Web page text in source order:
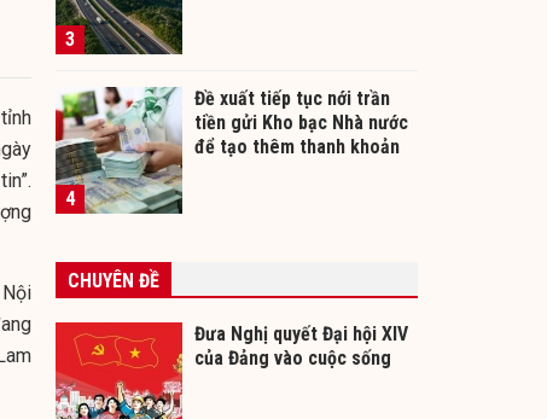
3
4
Đề xuất tiếp tục nới trần
tiền gửi Kho bạc Nhà nước
để tạo thêm thanh khoản
CHUYÊN ĐỀ
Đưa Nghị quyết Đại hội XIV
của Đảng vào cuộc sống